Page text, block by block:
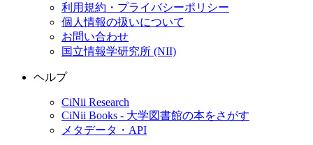
利用規約・プライバシーポリシー
個人情報の扱いについて
お問い合わせ
国立情報学研究所 (NII)
ヘルプ
CiNii Research
CiNii Books - 大学図書館の本をさがす
メタデータ・API